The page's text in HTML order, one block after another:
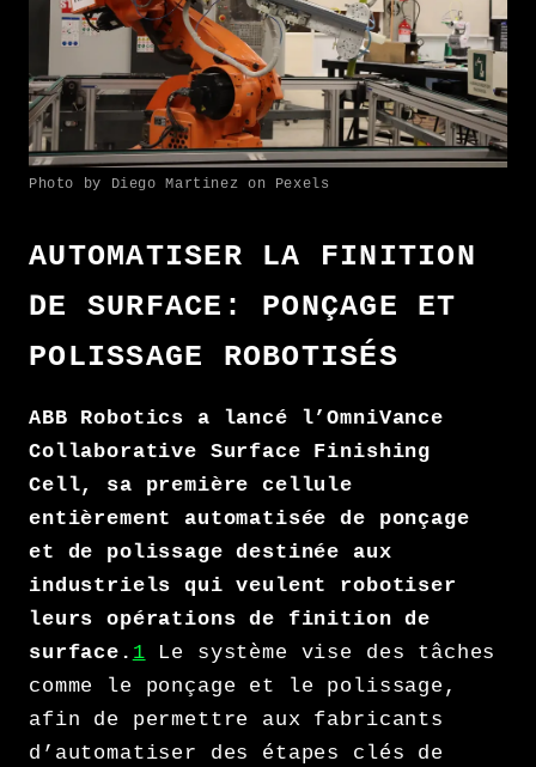
Photo by Diego Martinez on Pexels
AUTOMATISER LA FINITION
DE SURFACE: PONÇAGE ET
POLISSAGE ROBOTISÉS
ABB Robotics a lancé l’OmniVance
Collaborative Surface Finishing
Cell, sa première cellule
entièrement automatisée de ponçage
et de polissage destinée aux
industriels qui veulent robotiser
leurs opérations de finition de
surface. 1 Le système vise des tâches
comme le ponçage et le polissage,
afin de permettre aux fabricants
d’automatiser des étapes clés de